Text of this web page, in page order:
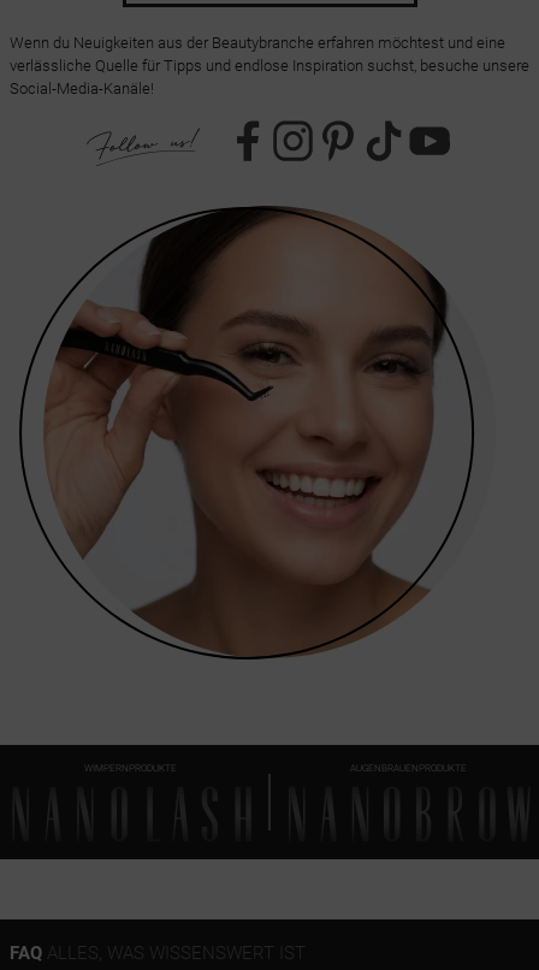
Wenn du Neuigkeiten aus der Beautybranche erfahren möchtest und eine
verlässliche Quelle für Tipps und endlose Inspiration suchst, besuche unsere
Social-Media-Kanäle!
WIMPERNPRODUKTE AUGENBRAUENPRODUKTE
FAQALLES, WAS WISSENSWERT IST